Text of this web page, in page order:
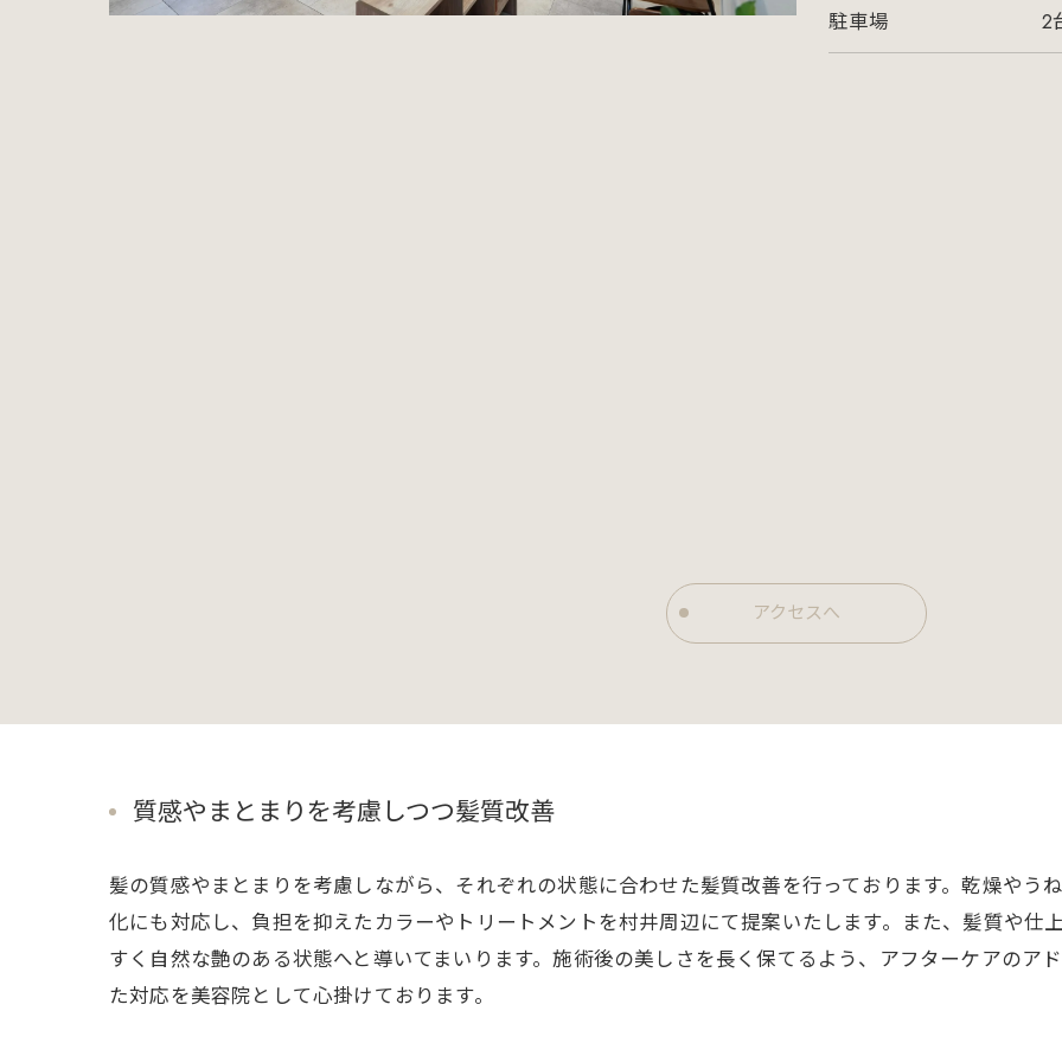
駐車場 2
アクセスへ
質感やまとまりを考慮しつつ髪質改善
髪の質感やまとまりを考慮しながら、それぞれの状態に合わせた髪質改善を行っております。乾燥やう
化にも対応し、負担を抑えたカラーやトリートメントを村井周辺にて提案いたします。また、髪質や仕
すく自然な艶のある状態へと導いてまいります。施術後の美しさを長く保てるよう、アフターケアのア
た対応を美容院として心掛けております。